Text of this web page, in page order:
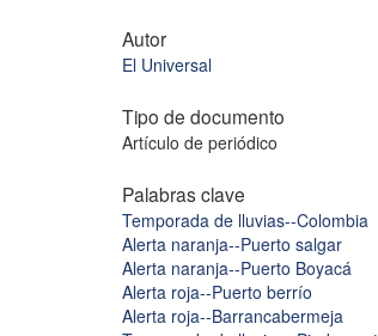
Autor
El Universal
Tipo de documento
Artículo de periódico
Palabras clave
Temporada de lluvias--Colombia
Alerta naranja--Puerto salgar
Alerta naranja--Puerto Boyacá
Alerta roja--Puerto berrío
Alerta roja--Barrancabermeja